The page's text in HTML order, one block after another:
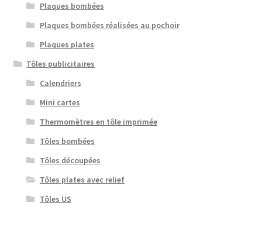
Plaques bombées
Plaques bombées réalisées au pochoir
Plaques plates
Tôles publicitaires
Calendriers
Mini cartes
Thermomètres en tôle imprimée
Tôles bombées
Tôles découpées
Tôles plates avec relief
Tôles US